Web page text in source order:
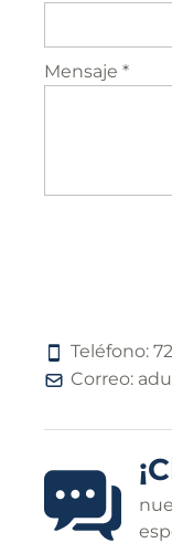
Mensaje *
Teléfono: 72
Correo: